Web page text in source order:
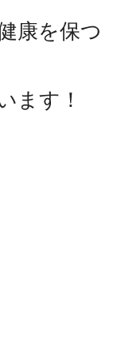
康を保つ
ます！